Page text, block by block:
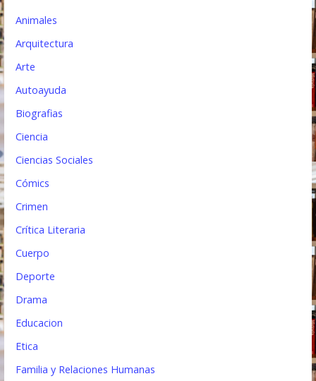
n
d
a
Animales
Arquitectura
Arte
Autoayuda
Biografias
Ciencia
Ciencias Sociales
Cómics
Crimen
Crítica Literaria
Cuerpo
Deporte
Drama
Educacion
Etica
Familia y Relaciones Humanas